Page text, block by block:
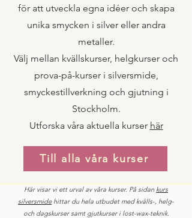
för att utveckla egna idéer och skapa
unika smycken i silver eller andra
metaller.
Välj mellan kvällskurser, helgkurser och
prova-på-kurser i silversmide,
smyckestillverkning och gjutning i
Stockholm.
Utforska våra aktuella kurser här
Till alla våra kurser
Här visar vi ett urval av våra kurser. På sidan kurs
silversmidehittar du hela utbudet med kvälls-, helg-
och dagskurser samt gjutkurser i lost-wax-teknik.